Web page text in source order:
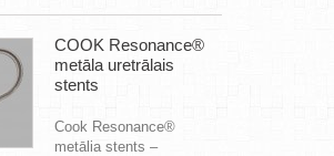
COOK Resonance®
metāla uretrālais
stents
Cook Resonance®
metālia stents –